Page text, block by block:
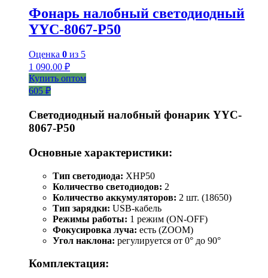
Фонарь налобный светодиодный
YYC-8067-P50
Оценка 0 из 5
1 090.00 ₽
Купить оптом
605 ₽
Светодиодный налобный фонарик YYC-
8067-P50
Основные характеристики:
Тип светодиода: XHP50
Количество светодиодов: 2
Количество аккумуляторов: 2 шт. (18650)
Тип зарядки: USB-кабель
Режимы работы: 1 режим (ON-OFF)
Фокусировка луча: есть (ZOOM)
Угол наклона: регулируется от 0° до 90°
Комплектация: